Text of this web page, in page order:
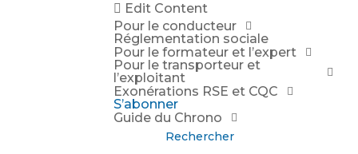
Edit Content
Pour le conducteur
Réglementation sociale
Pour le formateur et l’expert
Pour le transporteur et
l’exploitant
Exonérations RSE et CQC
S’abonner
Guide du Chrono
Rechercher